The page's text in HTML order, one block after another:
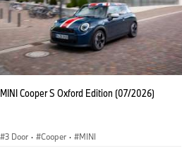
MINI Cooper S Oxford Edition (07/2026)
3 Door · Cooper · MINI